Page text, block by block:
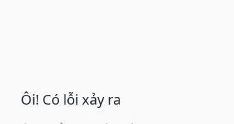
Ôi! Có lỗi xảy ra